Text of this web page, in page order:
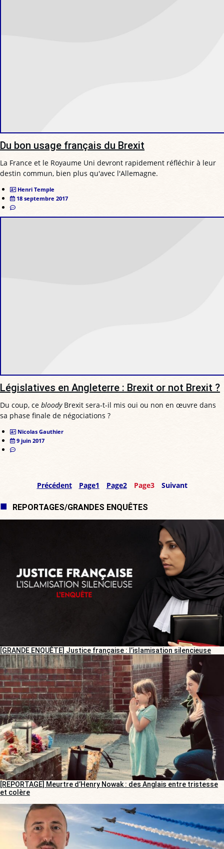
Du bon usage français du Brexit
La France et le Royaume Uni devront rapidement réfléchir à leur
destin commun, bien plus qu'avec l'Allemagne.
Henri Temple
18 septembre 2017
Législatives en Angleterre : Brexit or not Brexit ?
Du coup, ce bloodyBrexit sera-t-il mis oui ou non en œuvre dans
sa phase finale de négociations ?
Nicolas Gauthier
9 juin 2017
Précédent Page1 Page2 Page3 Suivant
REPORTAGES/GRANDES ENQUÊTES
[GRANDE ENQUÊTE] Justice française : l’islamisation silencieuse
[REPORTAGE] Meurtre d’Henry Nowak : des Anglais entre tristesse
et colère